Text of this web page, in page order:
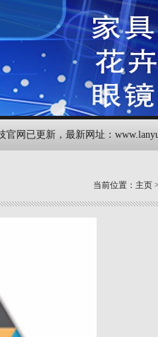
已更新，最新网址：
当前位置： 主页 >